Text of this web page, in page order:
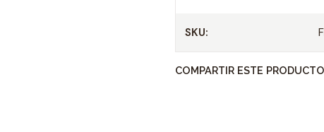
SKU:
COMPARTIR ESTE PRODUCTO